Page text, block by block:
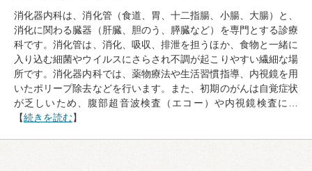
消化器内科は、消化管（食道、胃、十二指腸、小腸、大腸）と、
消化に関わる臓器（肝臓、胆のう、膵臓など）を専門とする診療
科です。消化管は、消化、吸収、排泄を担うほか、食物と一緒に
入り込む細菌やウイルスにさらされ不調が起こりやすい繊細な場
所です。消化器内科では、薬物療法や生活習慣指導、内視鏡を用
いたポリープ除去などを行います。また、初期のがんは自覚症状
が乏しいため、腹部超音波検査（エコー）や内視鏡検査に…
【続きを読む】